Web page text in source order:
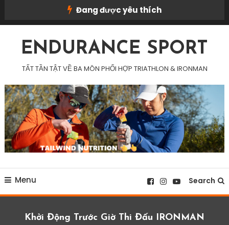
Đang được yêu thích
ENDURANCE SPORT
TẤT TẦN TẬT VỀ BA MÔN PHỐI HỢP TRIATHLON & IRONMAN
Menu Search
Khởi Động Trước Giờ Thi Đấu IRONMAN